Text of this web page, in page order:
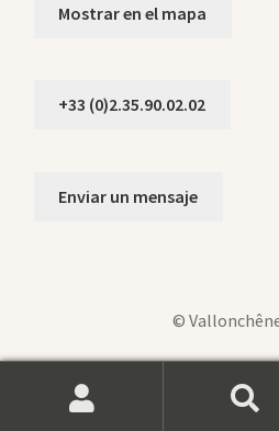
Mostrar en el mapa
+33 (0)2.35.90.02.02
Enviar un mensaje
©